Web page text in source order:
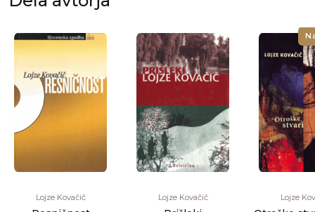
Lojze Kovačič Lojze Kovačič Lojze